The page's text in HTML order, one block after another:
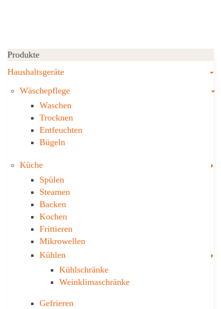
Produkte
Haushaltsgeräte
Wäschepflege
Waschen
Trocknen
Ent­feuch­ten
Bügeln
Küche
Spülen
Steamen
Backen
Kochen
Frittieren
Mikrowellen
Kühlen
Kühl­schränke
Weinklima­schränke
Gefrieren